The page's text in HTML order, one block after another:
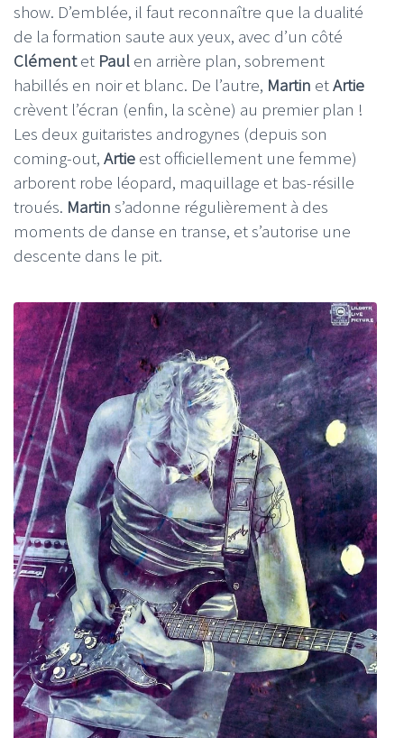
show. D’emblée, il faut reconnaître que la dualité
de la formation saute aux yeux, avec d’un côté
Clémentet Paul en arrière plan, sobrement
habillés en noir et blanc. De l’autre, Martin etArtie
crèvent l’écran (enfin, la scène) au premier plan !
Les deux guitaristes androgynes (depuis son
coming-out, Artie est officiellement une femme)
arborent robe léopard, maquillage et bas-résille
troués. Martin s’adonne régulièrement à des
moments de danse en transe, et s’autorise une
descente dans le pit.